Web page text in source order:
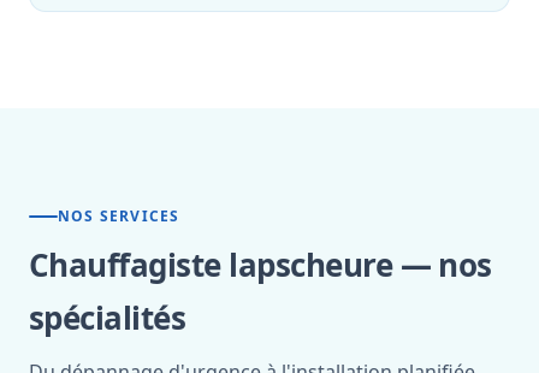
NOS SERVICES
Chauffagiste lapscheure — nos
spécialités